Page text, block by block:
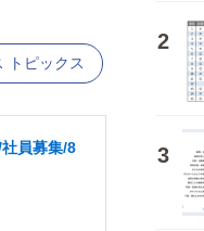
トピックス
員募集/8